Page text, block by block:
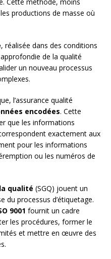
productions de masse où
, réalisée dans des conditions
de la qualité
un nouveau processus
l’assurance qualité
encodées. Cette
que les informations
exactement aux
pour les informations
ou les numéros de
qualité (SGQ) jouent un
du processus d’étiquetage.
9001 fournit un cadre
les procédures, former le
et mettre en œuvre des